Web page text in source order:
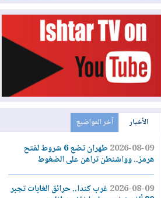
الأخبار آخر المواضيع
2026-08-09 طهران تضع 6 شروط لفتح
هرمز.. وواشنطن تراهن على الضغوط
2026-08-09غرب كندا.. حرائق الغابات تجبر